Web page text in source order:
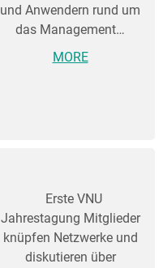
und Anwendern rund um
das Management…
MORE
Erste VNU
Jahrestagung Mitglieder
knüpfen Netzwerke und
diskutieren über